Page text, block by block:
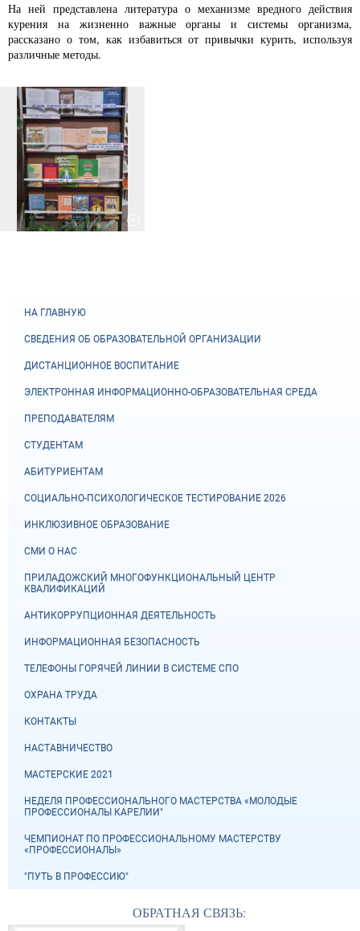
На ней представлена литература о механизме вредного действия
курения на жизненно важные органы и системы организма,
рассказано о том, как избавиться от привычки курить, используя
различные методы.
НА ГЛАВНУЮ
СВЕДЕНИЯ ОБ ОБРАЗОВАТЕЛЬНОЙ ОРГАНИЗАЦИИ
ДИСТАНЦИОННОЕ ВОСПИТАНИЕ
ЭЛЕКТРОННАЯ ИНФОРМАЦИОННО-ОБРАЗОВАТЕЛЬНАЯ СРЕДА
ПРЕПОДАВАТЕЛЯМ
СТУДЕНТАМ
АБИТУРИЕНТАМ
СОЦИАЛЬНО-ПСИХОЛОГИЧЕСКОЕ ТЕСТИРОВАНИЕ 2026
ИНКЛЮЗИВНОЕ ОБРАЗОВАНИЕ
СМИ О НАС
ПРИЛАДОЖСКИЙ МНОГОФУНКЦИОНАЛЬНЫЙ ЦЕНТР
КВАЛИФИКАЦИЙ
АНТИКОРРУПЦИОННАЯ ДЕЯТЕЛЬНОСТЬ
ИНФОРМАЦИОННАЯ БЕЗОПАСНОСТЬ
ТЕЛЕФОНЫ ГОРЯЧЕЙ ЛИНИИ В СИСТЕМЕ СПО
ОХРАНА ТРУДА
КОНТАКТЫ
НАСТАВНИЧЕСТВО
МАСТЕРСКИЕ 2021
НЕДЕЛЯ ПРОФЕССИОНАЛЬНОГО МАСТЕРСТВА «МОЛОДЫЕ
ПРОФЕССИОНАЛЫ КАРЕЛИИ"
ЧЕМПИОНАТ ПО ПРОФЕССИОНАЛЬНОМУ МАСТЕРСТВУ
«ПРОФЕССИОНАЛЫ»
"ПУТЬ В ПРОФЕССИЮ"
ОБРАТНАЯ СВЯЗЬ: